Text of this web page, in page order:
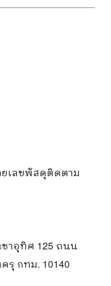
เลขพัสดุติดตาม
ชาอุทิศ 125 ถนน
รุ กทม. 10140